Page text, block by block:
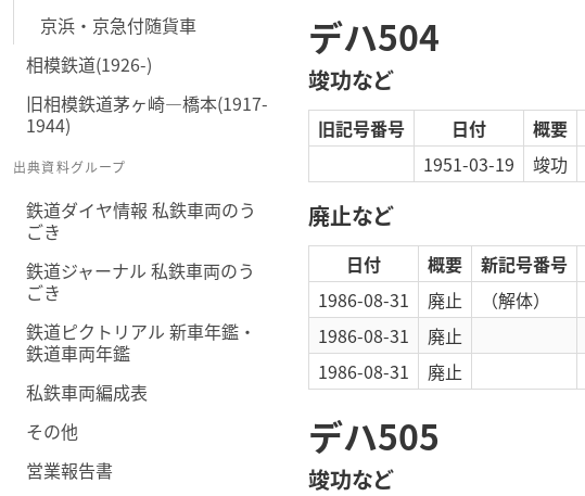
京浜・京急付随貨車
相模鉄道(1926-)
旧相模鉄道茅ヶ崎―橋本(1917-
1944)
出典資料グループ
鉄道ダイヤ情報 私鉄車両のう
ごき
鉄道ジャーナル 私鉄車両のう
ごき
鉄道ピクトリアル 新車年鑑・
鉄道車両年鑑
私鉄車両編成表
その他
営業報告書
デハ504
竣功など
旧記号番号 日付 概要
1951-03-19
竣功
廃止など
日付 概要 新記号番号
1986-08-31
廃止 （解体）
1986-08-31
廃止
1986-08-31
廃止
デハ505
竣功など